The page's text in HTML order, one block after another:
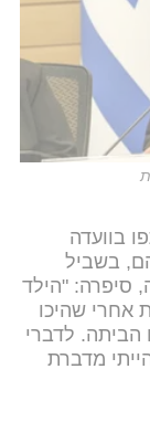
בוועדה
בשביל
סיפרה: "הילד
חיים למוות במשך 8 דקות אחרי שהיכו
הביתה. לדברי
10 דק אח"כ הייתי מדברת